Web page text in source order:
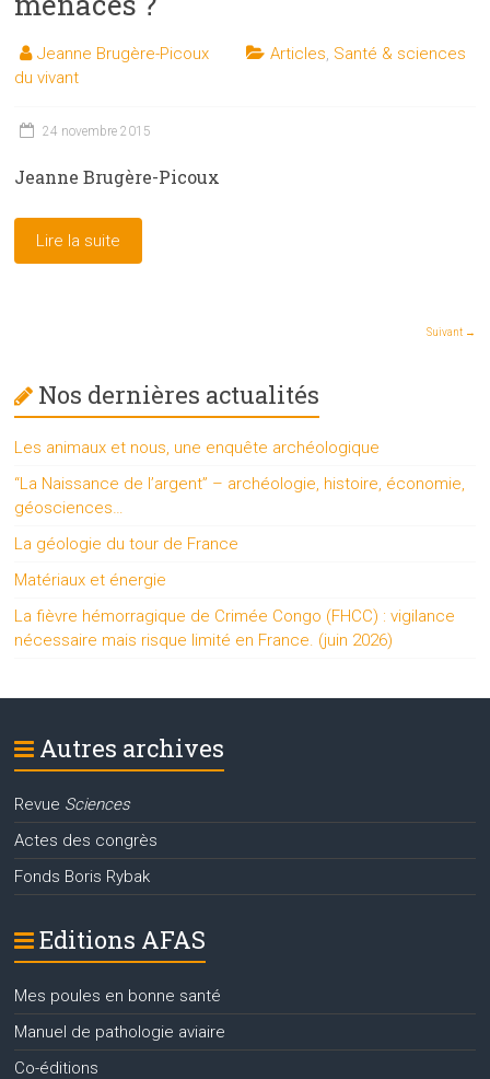
Jeanne Brugère-Picoux Articles, Santé & sciences
du vivant
24 novembre 2015
Jeanne Brugère-Picoux
Lire la suite
Suivant →
Nos dernières actualités
Les animaux et nous, une enquête archéologique
“La Naissance de l’argent” – archéologie, histoire, économie,
géosciences…
La géologie du tour de France
Matériaux et énergie
La fièvre hémorragique de Crimée Congo (FHCC) : vigilance
nécessaire mais risque limité en France. (juin 2026)
Autres archives
Revue Sciences
Actes des congrès
Fonds Boris Rybak
Editions AFAS
Mes poules en bonne santé
Manuel de pathologie aviaire
Co-éditions